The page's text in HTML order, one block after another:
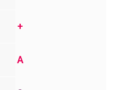
+
A